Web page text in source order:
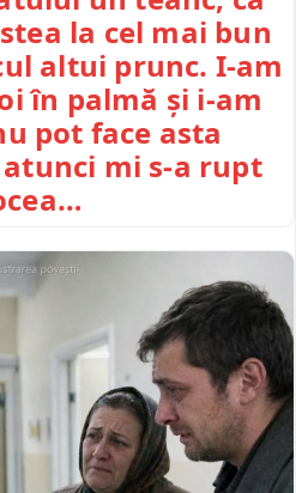
la cel mai bun
altui prunc. I-am
în palmă și i-am
pot face asta
mi s-a rupt